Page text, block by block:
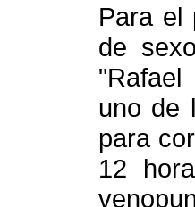
Para el
de
uno de
para
12